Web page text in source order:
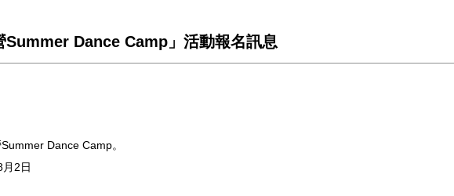
Summer Dance Camp」活動報名訊息
Dance Camp。
2日